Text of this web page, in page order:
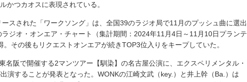
かつカオスに表現されている。
スされた「ワークソング」は、全国39のラジオ局で11月のプッシュ曲に選出
ジオ・オンエア・チャート（集計期間：2024年11月4日～11月10日プランテ
。その後もリクエストオンエアが続きTOP3位入りをキープしていた。
阪で開催する2マンツアー【馴染】の名古屋公演に、エクスペリメンタル・
演することが発表となった。WONKの江崎文武（key.）と井上幹（Ba.）は